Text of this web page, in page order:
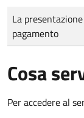
Tipo di pagamento
Importo
La
pagamento
Cosa
Per accedere al